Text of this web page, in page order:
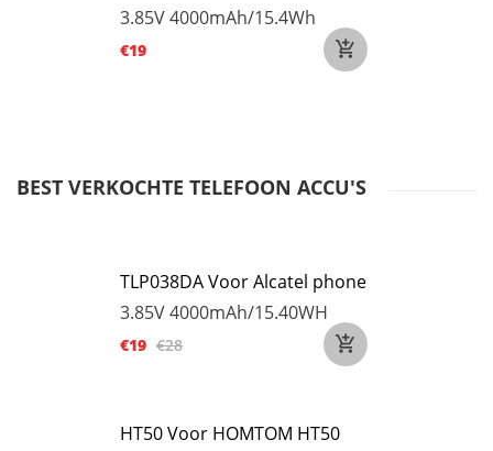
3.85V4000mAh/15.4Wh
€19
BEST VERKOCHTE TELEFOON ACCU'S
TLP038DA Voor Alcatel phone
3.85V4000mAh/15.40WH
€19 €28
HT50 Voor HOMTOM HT50